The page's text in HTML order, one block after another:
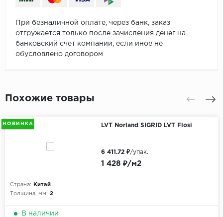
При безналичной оплате, через банк, заказ
отгружается только после зачисления денег на
банковский счет компании, если иное не
обусловлено договором
Похожие товары
НОВИНКА LVT Norland SIGRID LVT Flosi
Страна:
Китай
Толщина, мм: 2
1 428 ₽/м2
6 411.72 ₽/упак.
В наличии